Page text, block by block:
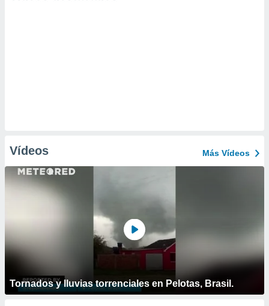
Vídeos Más Vídeos
Tornados y lluvias torrenciales en Pelotas, Brasil.